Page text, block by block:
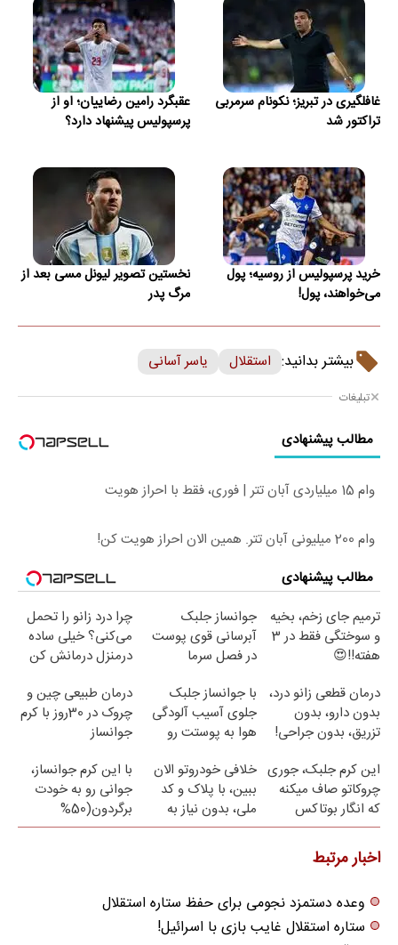
غافلگیری در تبریز؛ نکونام سرمربی
تراکتور شد
عقبگرد رامین رضاییان؛ او از
پرسپولیس پیشنهاد دارد؟
خرید پرسپولیس از روسیه؛ پول
می‌خواهند، پول!
نخستین تصویر لیونل مسی بعد از
مرگ پدر
بیشتر بدانید: استقلال یاسر آسانی
تبلیغات
مطالب پیشنهادی
وام 15 میلیاردی آبان تتر | فوری، فقط با احراز هویت
وام 200 میلیونی آبان تتر. همین الان احراز هویت کن!
مطالب پیشنهادی
ترمیم جای زخم، بخیه
و سوختگی فقط در 3
هفته!!😍
جوانساز جلبک
آبرسانی قوی پوست
در فصل سرما
چرا درد زانو را تحمل
می‌کنی؟ خیلی ساده
درمنزل درمانش کن
درمان قطعی زانو درد،
بدون دارو، بدون
تزریق، بدون جراحی!
با جوانساز جلبک
جلوی آسیب آلودگی
هوا به پوستت رو
امشب)
درمان طبیعی چین و
چروک در 30روز با کرم
جوانساز
این کرم جلبک، جوری
چروکاتو صاف میکنه
که انگار بوتاکس
کردی!(تخفیف ویژه)
خلافی خودروتو الان
ببین، با پلاک و کد
ملی، بدون نیاز به
مراجعه حضوری
با این کرم جوانساز،
جوانی رو به خودت
برگردون(50%
تخفیف)
اخبار مرتبط
وعده دستمزد نجومی برای حفظ ستاره استقلال
ستاره استقلال غایب بازی با اسرائیل!